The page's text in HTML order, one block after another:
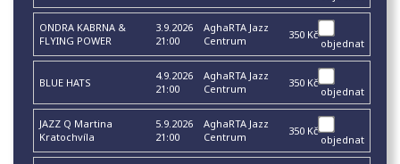
ONDRA KABRNA &
FLYING POWER
3.9.2026
21:00
AghaRTA Jazz
Centrum
350 Kč
objednat
BLUE HATS
4.9.2026
21:00
AghaRTA Jazz
Centrum
350 Kč
objednat
JAZZ Q Martina
Kratochvíla
5.9.2026
21:00
AghaRTA Jazz
Centrum
350 Kč
objednat